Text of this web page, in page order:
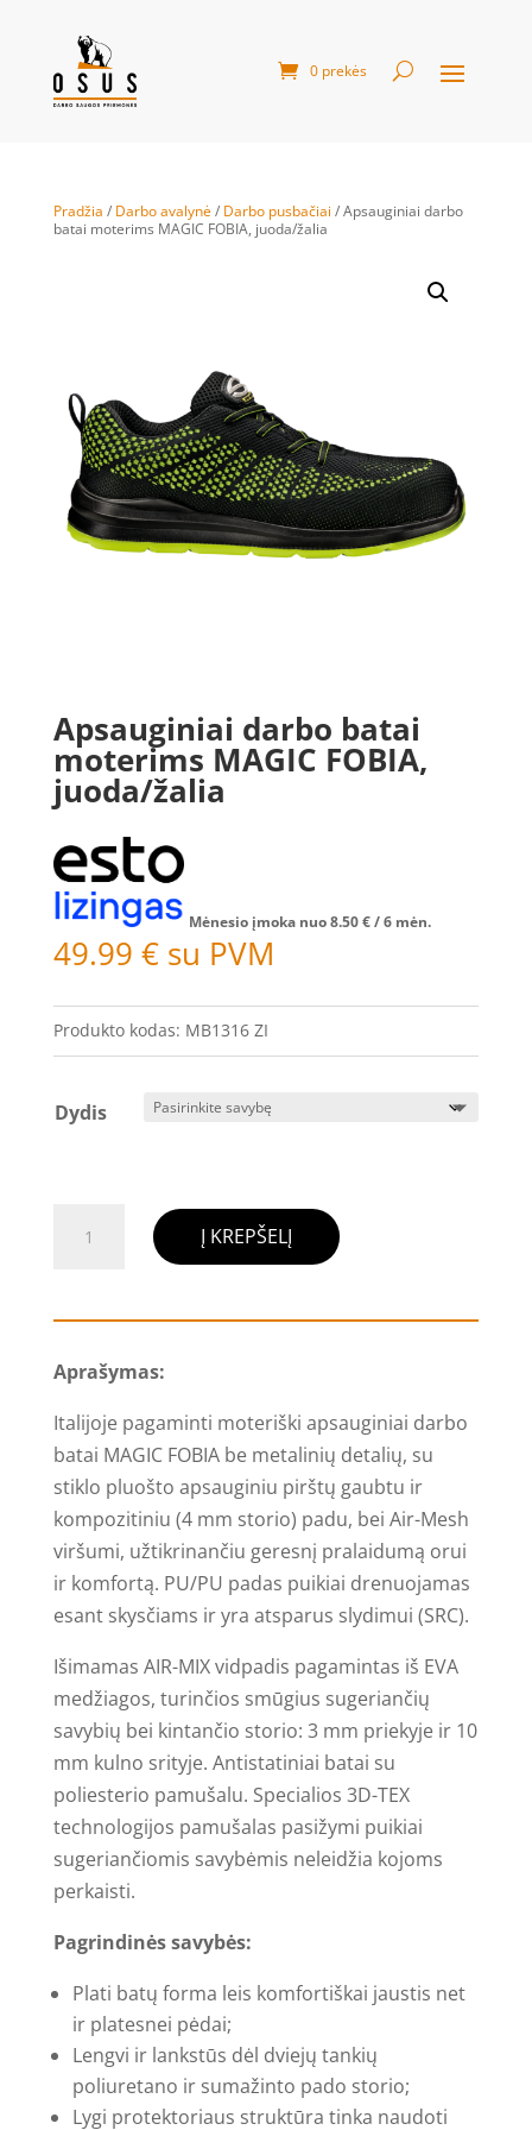
0 prekės
Pradžia / Darbo avalynė/ Darbo pusbačiai / Apsauginiai darbo
batai moterims MAGIC FOBIA, juoda/žalia
Apsauginiai darbo batai
moterims MAGIC FOBIA,
juoda/žalia
Mėnesio įmoka nuo8.50€/ 6 mėn.
49.99 € su PVM
Produkto kodas: MB1316 ZI
Dydis
kiekis:
darbo
moterims
MAGIC
FOBIA,
juoda/
žalia
Į KREPŠELĮ
Aprašymas:
Italijoje pagaminti moteriški apsauginiai darbo
batai MAGIC FOBIA be metalinių detalių, su
stiklo pluošto apsauginiu pirštų gaubtu ir
kompozitiniu (4 mm storio) padu, bei Air-Mesh
viršumi, užtikrinančiu geresnį pralaidumą orui
ir komfortą. PU/PU padas puikiai drenuojamas
esant skysčiams ir yra atsparus slydimui (SRC).
Išimamas AIR-MIX vidpadis pagamintas iš EVA
medžiagos, turinčios smūgius sugeriančių
savybių bei kintančio storio: 3 mm priekyje ir 10
mm kulno srityje. Antistatiniai batai su
poliesterio pamušalu. Specialios 3D-TEX
technologijos pamušalas pasižymi puikiai
sugeriančiomis savybėmis neleidžia kojoms
perkaisti.
Pagrindinės savybės:
Plati batų forma leis komfortiškai jaustis net
ir platesnei pėdai;
Lengvi ir lankstūs dėl dviejų tankių
poliuretano ir sumažinto pado storio;
Lygi protektoriaus struktūra tinka naudoti